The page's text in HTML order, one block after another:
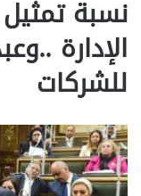
نسبة
الإدارة
للشركات